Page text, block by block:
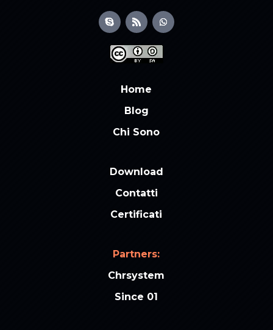
Home
Blog
Chi Sono
Download
Contatti
Certificati
Partners:
Chrsystem
Since 01